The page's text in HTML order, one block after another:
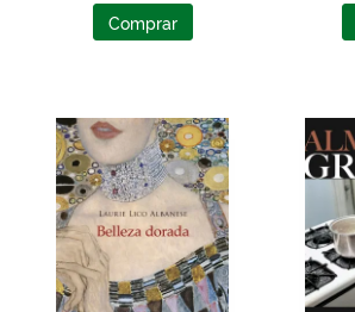
Comprar